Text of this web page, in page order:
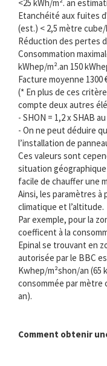
<25 kWh/m². an
Etanchéité aux fuites
(est.) < 2,5 mètre
Réduction des pertes
Consommation
kWhep/m².an 150
Facture moyenne 1300
(* En plus de ces
compte deux autres
- SHON = 1,2 x SHAB
- On ne peut déduire
l’installation de
Ces valeurs sont
situation
facile de chauffer une
Ainsi, les paramètres
climatique et l’altitude.
Par exemple, pour la
coefficent à la
Epinal se trouvant en
autorisée par le BBC
Kwhep/m²shon/an (65
consommée par
an).
Comment obtenir